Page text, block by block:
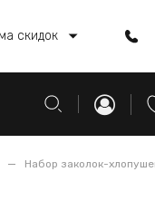
скидок
Набор заколок-